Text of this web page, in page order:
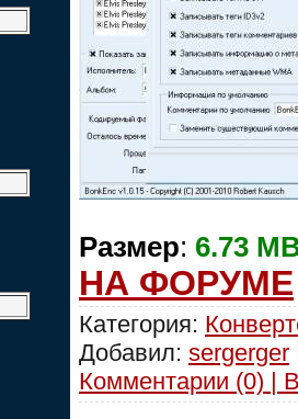
Размер: 6.73
НА ФОРУМЕ
Категория:
Добавил: sergerger
Комментарии (0) |